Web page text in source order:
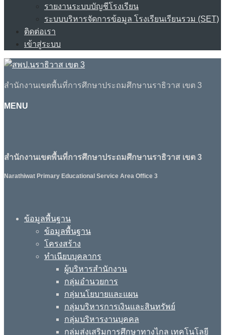
รายงานระบบบัญชีโรงเรียน
ระบบบริหารจัดการข้อมูล โรงเรียนเรียนรวม (SET)
ติดต่อเรา
เข้าสู่ระบบ
สำนักงานเขตพื้นที่การศึกษาประถมศึกษานราธิวาส เขต 3
MENU
สำนักงานเขตพื้นที่การศึกษาประถมศึกษานราธิวาส เขต 3
Narathiwat Primary Educational Service Area Office 3
ข้อมูลพื้นฐาน
ข้อมูลพื้นฐาน
โครงสร้าง
ทำเนียบบุคลากร
ผู้บริหารสำนักงาน
กลุ่มอำนวยการ
กลุ่มนโยบายและแผน
กลุ่มบริหารการเงินและสินทรัพย์
กลุ่มบริหารงานบุคคล
กลุ่มส่งเสริมการศึกษาทางไกล เทคโนโลยี